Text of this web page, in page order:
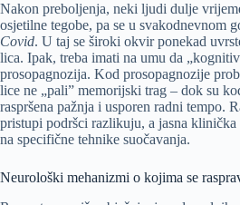
Nakon preboljenja, neki ljudi dulje
osjetilne tegobe, pa se u svakodnevnom
Covid. U taj se široki okvir ponekad
lica. Ipak, treba imati na umu da
prosopagnozija. Kod prosopagnozije
lice ne „pali” memorijski trag – dok su
raspršena pažnja i usporen radni tempo.
pristupi podršci razlikuju, a jasna
na specifične tehnike suočavanja.
Neurološki mehanizmi o kojima se